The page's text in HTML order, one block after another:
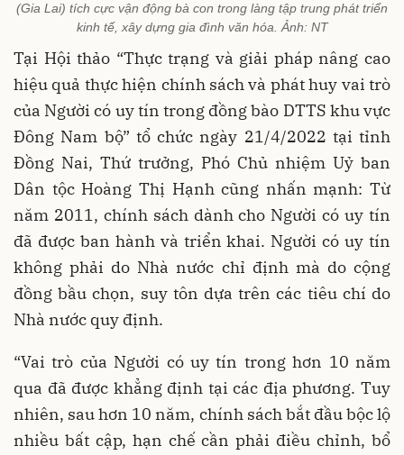
(Gia Lai) tích cực vận động bà con trong làng tập trung phát triển
kinh tế, xây dựng gia đình văn hóa. Ảnh: NT
Tại Hội thảo “Thực trạng và giải pháp nâng cao
hiệu quả thực hiện chính sách và phát huy vai trò
của Người có uy tín trong đồng bào DTTS khu vực
Đông Nam bộ” tổ chức ngày 21/4/2022 tại tỉnh
Đồng Nai, Thứ trưởng, Phó Chủ nhiệm Uỷ ban
Dân tộc Hoàng Thị Hạnh cũng nhấn mạnh: Từ
năm 2011, chính sách dành cho Người có uy tín
đã được ban hành và triển khai. Người có uy tín
không phải do Nhà nước chỉ định mà do cộng
đồng bầu chọn, suy tôn dựa trên các tiêu chí do
Nhà nước quy định.
“Vai trò của Người có uy tín trong hơn 10 năm
qua đã được khẳng định tại các địa phương. Tuy
nhiên, sau hơn 10 năm, chính sách bắt đầu bộc lộ
nhiều bất cập, hạn chế cần phải điều chỉnh, bổ